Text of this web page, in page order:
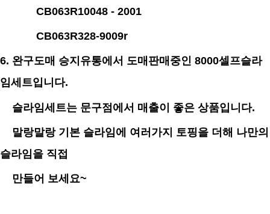
CB063R10048 - 2001
CB063R328-9009r
6. 완구도매 승지유통에서 도매판매중인 8000셀프슬라
임세트입니다.
슬라임세트는 문구점에서 매출이 좋은 상품입니다.
말랑말랑 기본 슬라임에 여러가지 토핑을 더해 나만의
슬라임을 직접
만들어 보세요~